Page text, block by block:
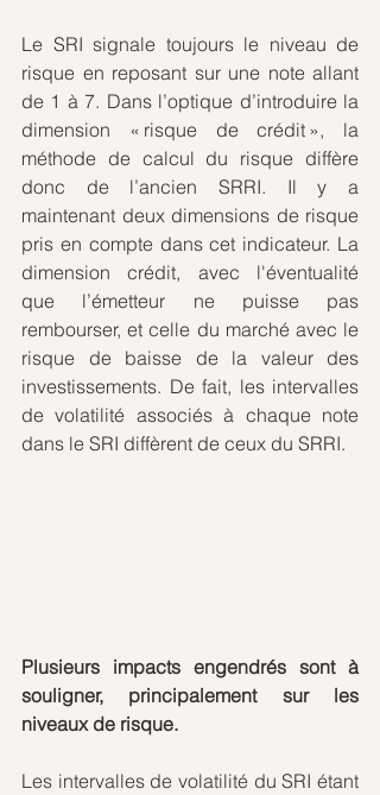
Le SRI signale toujours le niveau de
risque en reposant sur une note allant
de 1 à 7. Dans l’optique d’introduire la
dimension « risque de crédit », la
méthode de calcul du risque diffère
donc de l’ancien SRRI. Il y a
maintenant deux dimensions de risque
pris en compte dans cet indicateur. La
dimension crédit, avec l'éventualité
que l’émetteur ne puisse pas
rembourser, et celle du marché avec le
risque de baisse de la valeur des
investissements. De fait, les intervalles
de volatilité associés à chaque note
dans le SRI diffèrent de ceux du SRRI.
Plusieurs impacts engendrés sont à
souligner, principalement sur les
niveaux de risque.
Les intervalles de volatilité du SRI étant